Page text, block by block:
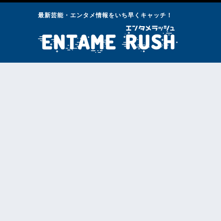
最新芸能・エンタメ情報をいち早くキャッチ！